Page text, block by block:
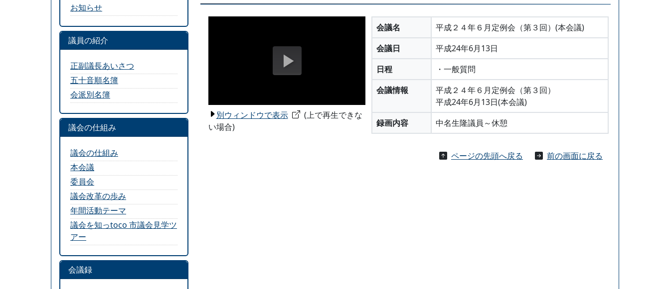
別ウィンドウで表示
(上で再生できな
い場合)
会議名
平成２４年６月定例会（第３回）(本会議)
会議日
平成24年6月13日
日程
・一般質問
会議情報
平成２４年６月定例会（第３回）
平成24年6月13日(本会議)
録画内容
中名生隆議員～休憩
ページの先頭へ戻る 前の画面に戻る
お知らせ
議員の紹介
正副議長あいさつ
五十音順名簿
会派別名簿
議会の仕組み
議会の仕組み
本会議
委員会
議会改革の歩み
年間活動テーマ
議会を知っtoco 市議会見学ツ
アー
会議録